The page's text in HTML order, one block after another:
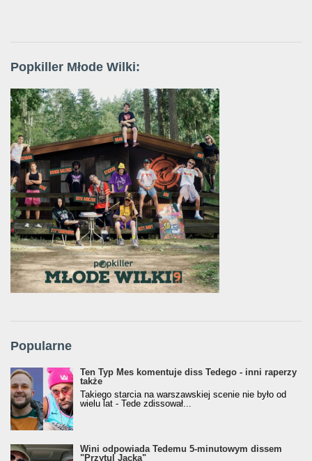
Popkiller Młode Wilki:
Popularne
Ten Typ Mes komentuje diss Tedego - inni raperzy
także
Takiego starcia na warszawskiej scenie nie było od
wielu lat - Tede zdissował...
Wini odpowiada Tedemu 5-minutowym dissem
"Przytul Jacka"